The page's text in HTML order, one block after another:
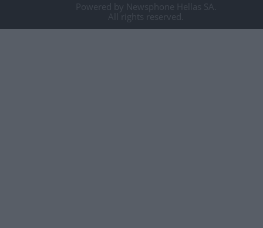
Powered by Newsphone Hellas SA.
All rights reserved.